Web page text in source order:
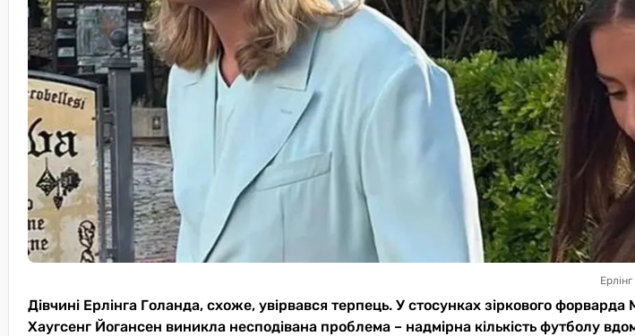
Дівчині Ерлінга Голанда, схоже, увірвався терпець. У стосунках зіркового форварда
Хаугсенг Йогансен виникла несподівана проблема – надмірна кількість футболу